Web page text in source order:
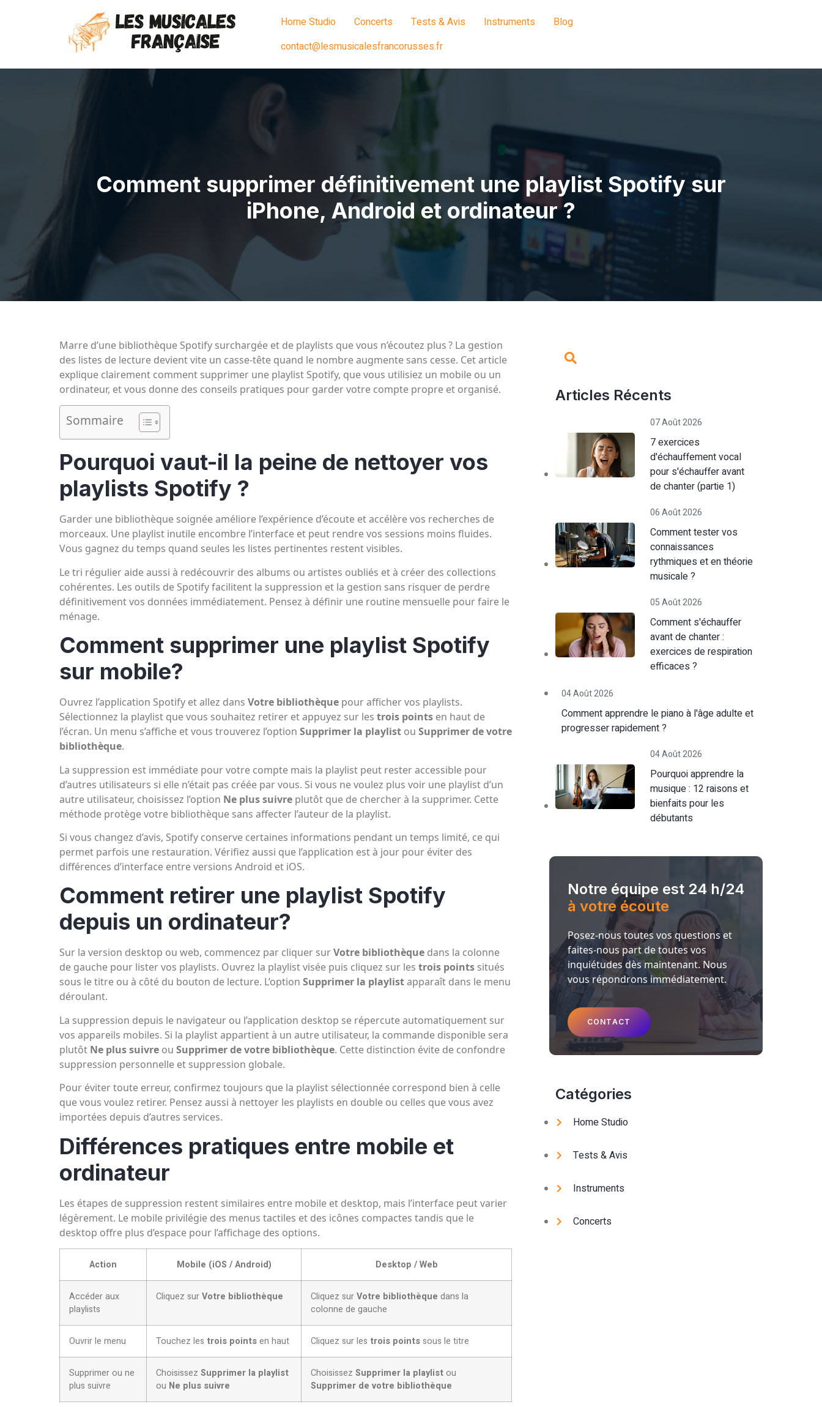
Home Studio Concerts Tests & Avis Instruments
Blog
contact@lesmusicalesfrancorusses.fr
Comment supprimer définitivement une playlist Spotify sur
iPhone, Android et ordinateur ?
Marre d’une bibliothèque Spotify surchargée et de playlists que vous n’écoutez plus ? La gestion
des listes de lecture devient vite un casse-tête quand le nombre augmente sans cesse. Cet article
explique clairement comment supprimer une playlist Spotify, que vous utilisiez un mobile ou un
ordinateur, et vous donne des conseils pratiques pour garder votre compte propre et organisé.
Sommaire
Pourquoi vaut-il la peine de nettoyer vos
playlists Spotify ?
Garder une bibliothèque soignée améliore l’expérience d’écoute et accélère vos recherches de
morceaux. Une playlist inutile encombre l’interface et peut rendre vos sessions moins fluides.
Vous gagnez du temps quand seules les listes pertinentes restent visibles.
Le tri régulier aide aussi à redécouvrir des albums ou artistes oubliés et à créer des collections
cohérentes. Les outils de Spotify facilitent la suppression et la gestion sans risquer de perdre
définitivement vos données immédiatement. Pensez à définir une routine mensuelle pour faire le
ménage.
Comment supprimer une playlist Spotify
sur mobile?
Ouvrez l’application Spotify et allez dans Votre bibliothèque pour afficher vos playlists.
Sélectionnez la playlist que vous souhaitez retirer et appuyez sur les trois points en haut de
l’écran. Un menu s’affiche et vous trouverez l’option Supprimer la playlist ou Supprimer de votre
bibliothèque.
La suppression est immédiate pour votre compte mais la playlist peut rester accessible pour
d’autres utilisateurs si elle n’était pas créée par vous. Si vous ne voulez plus voir une playlist d’un
autre utilisateur, choisissez l’option Ne plus suivre plutôt que de chercher à la supprimer. Cette
méthode protège votre bibliothèque sans affecter l’auteur de la playlist.
Si vous changez d’avis, Spotify conserve certaines informations pendant un temps limité, ce qui
permet parfois une restauration. Vérifiez aussi que l’application est à jour pour éviter des
différences d’interface entre versions Android et iOS.
Comment retirer une playlist Spotify
depuis un ordinateur?
Sur la version desktop ou web, commencez par cliquer surVotre bibliothèque dans la colonne
de gauche pour lister vos playlists. Ouvrez la playlist visée puis cliquez sur les trois points situés
sous le titre ou à côté du bouton de lecture. L’option Supprimer la playlistapparaît dans le menu
déroulant.
La suppression depuis le navigateur ou l’application desktop se répercute automatiquement sur
vos appareils mobiles. Si la playlist appartient à un autre utilisateur, la commande disponible sera
plutôt Ne plus suivre ou Supprimer de votre bibliothèque. Cette distinction évite de confondre
suppression personnelle et suppression globale.
Pour éviter toute erreur, confirmez toujours que la playlist sélectionnée correspond bien à celle
que vous voulez retirer. Pensez aussi à nettoyer les playlists en double ou celles que vous avez
importées depuis d’autres services.
Différences pratiques entre mobile et
ordinateur
Les étapes de suppression restent similaires entre mobile et desktop, mais l’interface peut varier
légèrement. Le mobile privilégie des menus tactiles et des icônes compactes tandis que le
desktop offre plus d’espace pour l’affichage des options.
Action Mobile (iOS / Android) Desktop / Web
Accéder aux
playlists
Cliquez surVotre bibliothèque Cliquez surVotre bibliothèque dans la
colonne de gauche
Ouvrir le menu Touchez les trois pointsen haut Cliquez sur les trois pointssous le titre
Supprimer ou ne
plus suivre
Choisissez Supprimer la playlist
ou Ne plus suivre
Choisissez Supprimer la playlistou
Supprimer de votre bibliothèque
Articles Récents
07 Août 2026
7 exercices
d'échauffement vocal
pour s'échauffer avant
de chanter (partie 1)
06 Août 2026
Comment tester vos
connaissances
rythmiques et en théorie
musicale ?
05 Août 2026
Comment s'échauffer
avant de chanter :
exercices de respiration
efficaces ?
04 Août 2026
Comment apprendre le piano à l'âge adulte et
progresser rapidement ?
04 Août 2026
Pourquoi apprendre la
musique : 12 raisons et
bienfaits pour les
débutants
Notre équipe est 24 h/24
à votre écoute
Posez-nous toutes vos questions et
faites-nous part de toutes vos
inquiétudes dès maintenant. Nous
vous répondrons immédiatement.
CONTACT
Catégories
Home Studio
Tests & Avis
Instruments
Concerts